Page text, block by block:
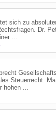
sich zu
Dr.
...
Steuerrecht.
hohen ...